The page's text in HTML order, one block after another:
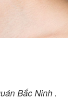
Bắc Ninh .